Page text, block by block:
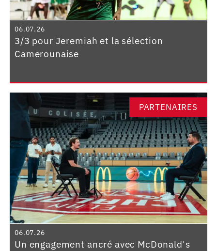
06.07.26
3/3 pour Jeremiah et la sélection
Camerounaise
PARTENAIRES
06.07.26
Un engagement ancré avec McDonald's